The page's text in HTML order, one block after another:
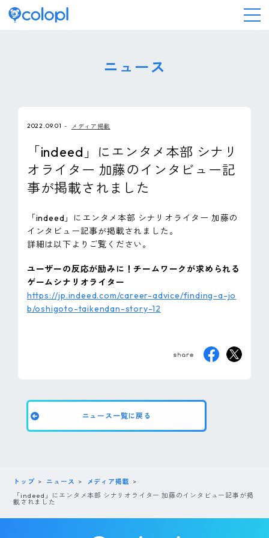
IR情報
サステナビリティ
ピンマーク
ニュース
2022.09.01 メディア掲載
「indeed」にエンタメ本部 シナリ
オライター 加藤のインタビュー記
事が掲載されました
「indeed」にエンタメ本部 シナリオライター 加藤の
インタビュー記事が掲載されました。
詳細は以下よりご覧ください。
ユーザーの反応が励みに！チームワークが求められる
ゲームシナリオライター
https://jp.indeed.com/career-advice/finding-a-jo
b/oshigoto-taikendan-story-12
ニュース一覧に戻る
トップ ニュース
メディア掲載
「indeed」にエンタメ本部 シナリオライター 加藤のインタビュー記事が掲
載されました